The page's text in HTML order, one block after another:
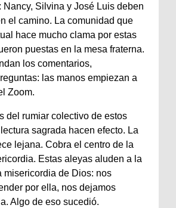
Nancy, Silvina y José Luis deben
el camino. La comunidad que
hace mucho clama por estas
puestas en la mesa fraterna.
los comentarios,
las manos empiezan a
Zoom.
del rumiar colectivo de estos
sagrada hacen efecto. La
lejana. Cobra el centro de la
Estas aleyas aluden a la
misericordia de Dios: nos
por ella, nos dejamos
Algo de eso sucedió.